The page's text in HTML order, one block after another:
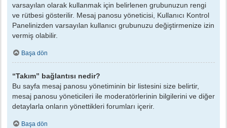
varsayılan olarak kullanmak için belirlenen grubunuzun rengi
ve rütbesi gösterilir. Mesaj panosu yöneticisi, Kullanıcı Kontrol
Panelinizden varsayılan kullanıcı grubunuzu değiştirmenize izin
vermiş olabilir.
Başa dön
“Takım” bağlantısı nedir?
Bu sayfa mesaj panosu yönetiminin bir listesini size belirtir,
mesaj panosu yöneticileri ile moderatörlerinin bilgilerini ve diğer
detaylarla onların yönettikleri forumları içerir.
Başa dön